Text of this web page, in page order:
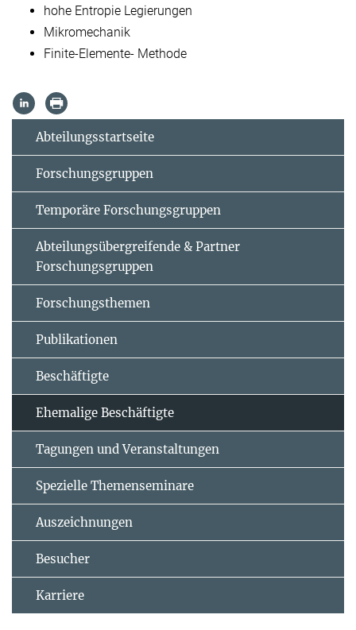
hohe Entropie Legierungen
Mikromechanik
Finite-Elemente- Methode
Abteilungsstartseite
Forschungsgruppen
Temporäre Forschungsgruppen
Abteilungsübergreifende & Partner
Forschungsgruppen
Forschungsthemen
Publikationen
Beschäftigte
Ehemalige Beschäftigte
Tagungen und Veranstaltungen
Spezielle Themenseminare
Auszeichnungen
Besucher
Karriere